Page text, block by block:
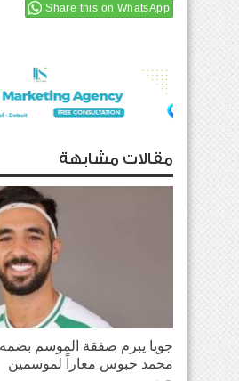
Share this on WhatsApp
مقالات مشابهة
جويا يبرم صفقة الموسم
محمد حبوس معاراً لموسمين